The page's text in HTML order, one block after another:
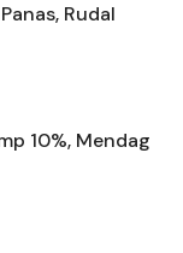
Rudal
10%, Mendag